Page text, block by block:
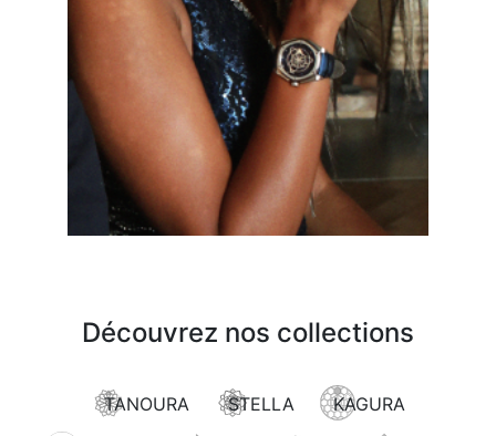
Découvrez nos collections
TANOURA STELLA KAGURA